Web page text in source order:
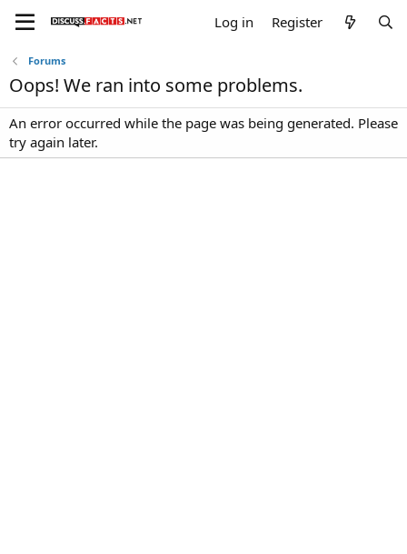
Log in Register
Forums
Oops! We ran into some problems.
An error occurred while the page was being generated. Please
try again later.